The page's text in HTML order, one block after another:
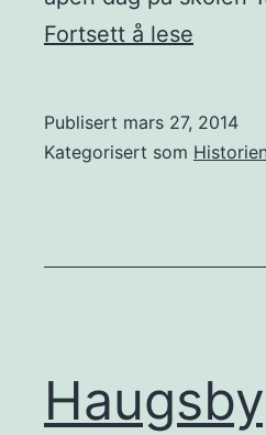
Fortsett å lese
år!
Publisert mars 27, 2014
Kategorisert som